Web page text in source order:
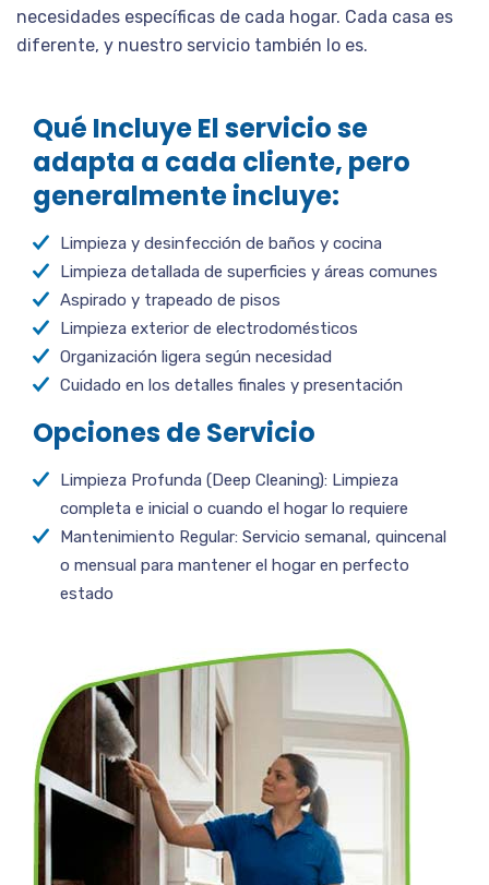
necesidades específicas de cada hogar. Cada casa es
diferente, y nuestro servicio también lo es.
Qué Incluye El servicio se
adapta a cada cliente, pero
generalmente incluye:
Limpieza y desinfección de baños y cocina
Limpieza detallada de superficies y áreas comunes
Aspirado y trapeado de pisos
Limpieza exterior de electrodomésticos
Organización ligera según necesidad
Cuidado en los detalles finales y presentación
Opciones de Servicio
Limpieza Profunda (Deep Cleaning): Limpieza
completa e inicial o cuando el hogar lo requiere
Mantenimiento Regular: Servicio semanal, quincenal
o mensual para mantener el hogar en perfecto
estado